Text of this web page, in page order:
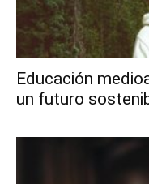
Educación
un futuro